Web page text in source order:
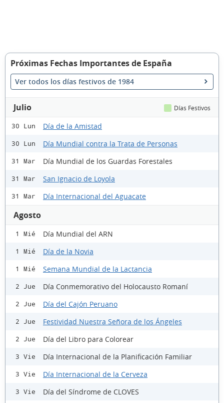
Próximas Fechas Importantes de España
Ver todos los días festivos de 1984
Julio Días Festivos
30 Lun Día de la Amistad
30 Lun Día Mundial contra la Trata de Personas
31 Mar Día Mundial de los Guardas Forestales
31 Mar San Ignacio de Loyola
31 Mar Día Internacional del Aguacate
Agosto
1 Mié Día Mundial del ARN
1 Mié Día de la Novia
1 Mié Semana Mundial de la Lactancia
2 Jue Día Conmemorativo del Holocausto Romaní
2 Jue Día del Cajón Peruano
2 Jue Festividad Nuestra Señora de los Ángeles
2 Jue Día del Libro para Colorear
3 Vie Día Internacional de la Planificación Familiar
3 Vie Día Internacional de la Cerveza
3 Vie Día del Síndrome de CLOVES